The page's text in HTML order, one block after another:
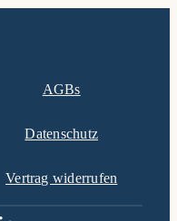
AGBs
Datenschutz
Vertrag widerrufen